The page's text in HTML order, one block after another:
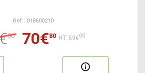
Ref : 018600210
50 70€80 HT:59€00